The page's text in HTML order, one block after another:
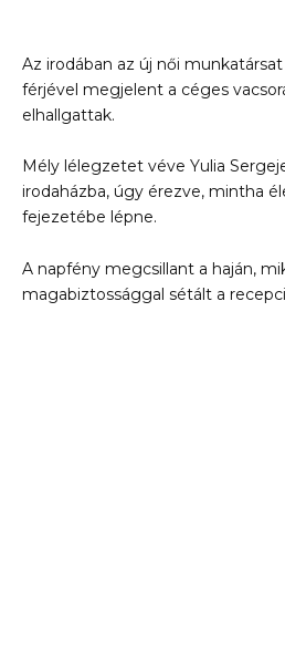
Az irodában az új női
férjével megjelent a céges
elhallgattak.
Mély lélegzetet véve Yulia
irodaházba, úgy érezve, mintha
fejezetébe lépne.
A napfény megcsillant a haján,
magabiztossággal sétált a